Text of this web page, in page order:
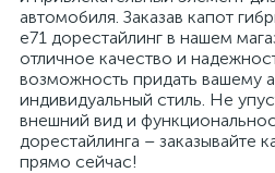
автомобиля. Заказав капот
e71 дорестайлинг в нашем
отличное качество и
возможность придать вашему
индивидуальный стиль. Не
внешний вид и
дорестайлинга – заказывайте
прямо сейчас!